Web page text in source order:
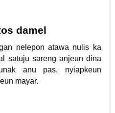
damel
nelepon atawa nulis ka
satuju sareng anjeun dina
anu pas, nyiapkeun
mayar.